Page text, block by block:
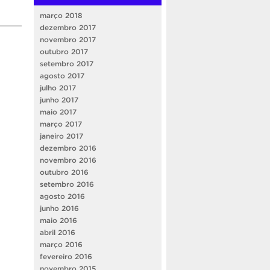
março 2018
dezembro 2017
novembro 2017
outubro 2017
setembro 2017
agosto 2017
julho 2017
junho 2017
maio 2017
março 2017
janeiro 2017
dezembro 2016
novembro 2016
outubro 2016
setembro 2016
agosto 2016
junho 2016
maio 2016
abril 2016
março 2016
fevereiro 2016
novembro 2015